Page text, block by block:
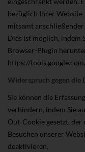
bezüglich Ihrer
mitsamt
Dies ist möglich, indem
Browser-Plugin
https://
Widerspruch gegen die
Sie können die
verhindern, indem Sie
Out-Cookie gesetzt,
Besuchen unserer
deaktivieren.